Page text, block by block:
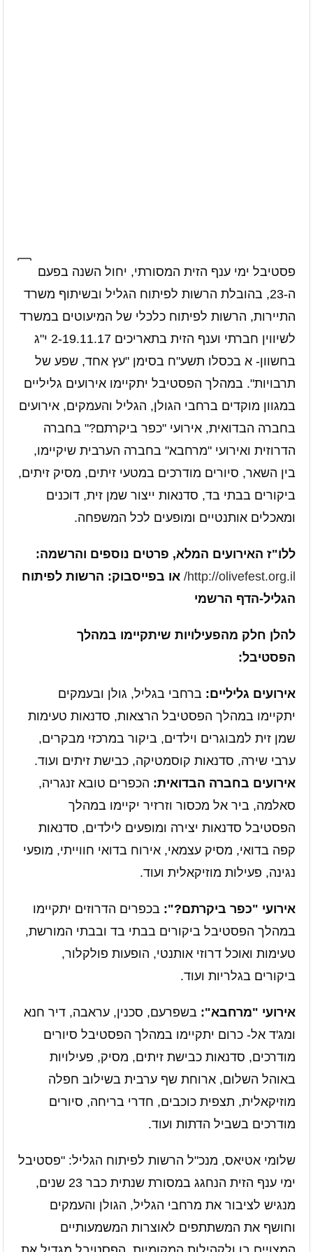
פסטיבל ימי ענף הזית המסורתי, יחול השנה בפעם
ה-23, בהובלת הרשות לפיתוח הגליל ובשיתוף משרד
התיירות, הרשות לפיתוח כלכלי של המיעוטים במשרד
לשיווין חברתי וענף הזית בתאריכים 2-19.11.17 י"ג
בחשוון- א בכסלו תשע"ח בסימן "עץ אחד, שפע של
תרבויות". במהלך הפסטיבל יתקיימו אירועים גליליים
במגוון מוקדים ברחבי הגולן, הגליל והעמקים, אירועים
בחברה הבדואית, אירועי "כפר ביקרתם?" בחברה
הדרוזית ואירועי "מרחבא" בחברה הערבית שיקיימו,
בין השאר, סיורים מודרכים במטעי זיתים, מסיק זיתים,
ביקורים בבתי בד, סדנאות ייצור שמן זית, דוכנים
ומאכלים אותנטיים ומופעים לכל המשפחה.
ללו"ז האירועים המלא, פרטים נוספים והרשמה:
http://olivefest.org.il/ או בפייסבוק: הרשות לפיתוח
הגליל-הדף הרשמי
להלן חלק מהפעילויות שיתקיימו במהלך
הפסטיבל:
אירועים גליליים: ברחבי בגליל, גולן ובעמקים
יתקיימו במהלך הפסטיבל הרצאות, סדנאות טעימות
שמן זית למבוגרים וילדים, ביקור במרכזי מבקרים,
ערבי שירה, סדנאות קוסמטיקה, כבישת זיתים ועוד.
אירועים בחברה הבדואית: הכפרים טובא זנגריה,
סאלמה, ביר אל מכסור וזרזיר יקיימו במהלך
הפסטיבל סדנאות יצירה ומופעים לילדים, סדנאות
קפה בדואי, מסיק עצמאי, אירוח בדואי חווייתי, מופעי
נגינה, פעילות מוזיקאלית ועוד.
אירועי "כפר ביקרתם?": בכפרים הדרוזים יתקיימו
במהלך הפסטיבל ביקורים בבתי בד ובבתי המורשת,
טעימות ואוכל דרוזי אותנטי, הופעות פולקלור,
ביקורים בגלריות ועוד.
אירועי "מרחבא":בשפרעם, סכנין, עראבה, דיר חנא
ומג'ד אל- כרום יתקיימו במהלך הפסטיבל סיורים
מודרכים, סדנאות כבישת זיתים, מסיק, פעילויות
באוהל השלום, ארוחת שף ערבית בשילוב חפלה
מוזיקאלית, תצפית כוכבים, חדרי בריחה, סיורים
מודרכים בשביל הדתות ועוד.
שלומי אטיאס, מנכ"ל הרשות לפיתוח הגליל: "פסטיבל
ימי ענף הזית הנחגג במסורת שנתית כבר 23 שנים,
מנגיש לציבור את מרחבי הגליל, הגולן והעמקים
וחושף את המשתתפים לאוצרות המשמעותיים